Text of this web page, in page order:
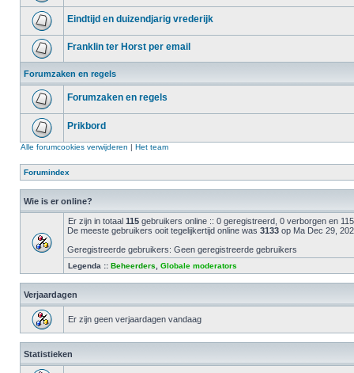
Eindtijd en duizendjarig vrederijk
Franklin ter Horst per email
Forumzaken en regels
Forumzaken en regels
Prikbord
Alle forumcookies verwijderen | Het team
Forumindex
Wie is er online?
Er zijn in totaal 115 gebruikers online :: 0 geregistreerd, 0 verborgen en
De meeste gebruikers ooit tegelijkertijd online was 3133 op Ma Dec 29,
Geregistreerde gebruikers: Geen geregistreerde gebruikers
Legenda :: Beheerders Globale moderators
Verjaardagen
Er zijn geen verjaardagen vandaag
Statistieken